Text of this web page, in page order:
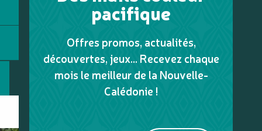
pacifique
Offres promos, actualités,
découvertes, jeux... Recevez chaque
mois le meilleur de la Nouvelle-
Calédonie !